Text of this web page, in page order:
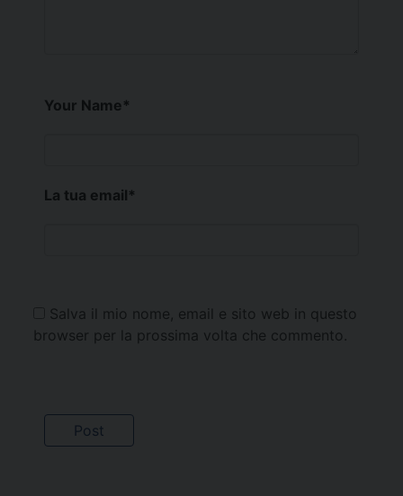
Your Name*
La tua email*
Salva il mio nome, email e sito web in questo
browser per la prossima volta che commento.